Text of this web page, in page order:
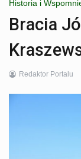
Historia i
Bracia
Redaktor Portalu